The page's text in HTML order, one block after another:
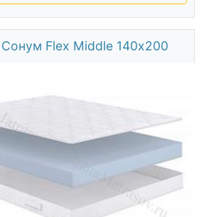
Flex Middle 140х200